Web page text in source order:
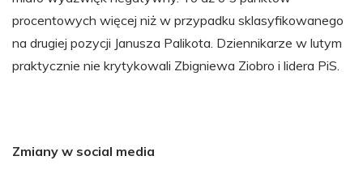
procentowych więcej niż w przypadku sklasyfikowanego
na drugiej pozycji Janusza Palikota. Dziennikarze w lutym
praktycznie nie krytykowali Zbigniewa Ziobro i lidera PiS.
Zmiany w social media